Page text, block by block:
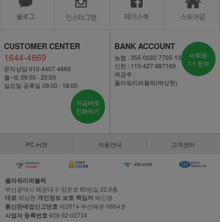
CUSTOMER CENTER
1644-4869
문자상담 010-4407-4869
월~토 09:00 - 20:00
일요일·공휴일 09:00 - 18:00
지금바로
전화하기
BANK ACCOUNT
농협 : 355-0032-7705-13
신한 : 110-427-887160
예금주 :
플라워리퍼블릭(박상현)
비회원
1:1 문의
PC 버전 이용안내 고객센터
플라워리퍼블릭
부산광역시 해운대구 양운로 80번길 22,9층
대표 박상현 개인정보 보호 책임자 박신영
통신판매업신고번호제2014-부산해운-0664호
사업자 등록번호608-92-02734